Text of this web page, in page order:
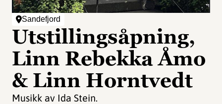
Sandefjord
Utstillingsåpning,
Linn Rebekka Åmo
& Linn Horntvedt
Musikk av Ida Stein.